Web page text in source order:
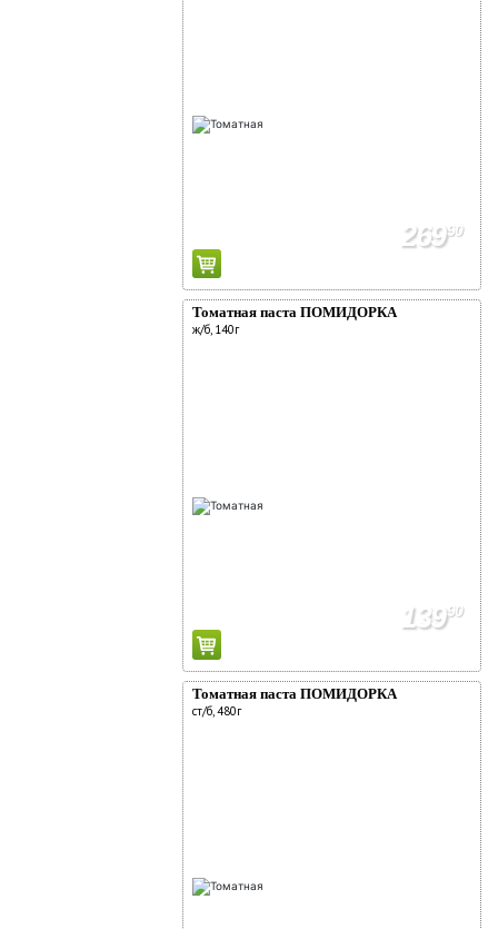
26990
Томатная паста ПОМИДОРКА
ж/б, 140г
13990
Томатная паста ПОМИДОРКА
ст/б, 480г